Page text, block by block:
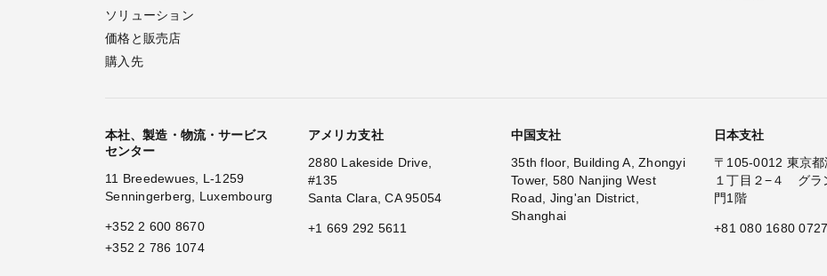
ソリューション
価格と販売店
購入先
本社、製造・物流・サービス
センター
11 Breedewues, L-1259
Senningerberg, Luxembourg
+352 2 600 8670
+352 2 786 1074
アメリカ支社
2880 Lakeside Drive,
#135
Santa Clara, CA 95054
+1 669 292 5611
中国支社
35th floor, Building A, Zhongyi
Tower, 580 Nanjing West
Road, Jing'an District,
Shanghai
日本支社
〒105-0012 東京都
１丁目２−４ グラ
門1階
+81 080 1680 0727